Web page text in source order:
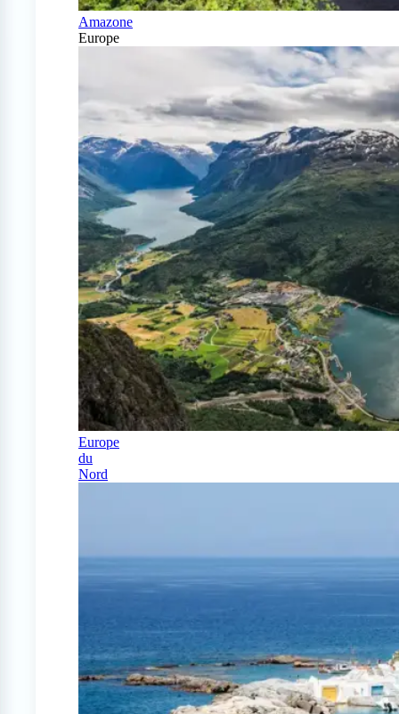
Amazone
Europe
Europe
du
Nord